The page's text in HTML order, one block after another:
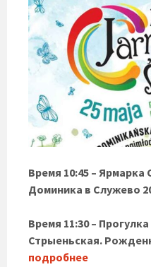
Время 10:45 – Ярмарка
Доминика в Служево
Время 11:30 –
Стрыеньская.
подробнее